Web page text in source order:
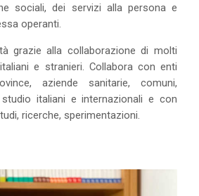
sociali, dei servizi alla persona e
operanti.
grazie alla collaborazione di molti
e stranieri. Collabora con enti
aziende sanitarie, comuni,
italiani e internazionali e con
ricerche, sperimentazioni.